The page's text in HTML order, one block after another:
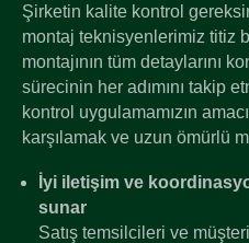
Şirketin kalite kontrol
montaj teknisyenlerimiz titiz
montajının tüm detaylarını
sürecinin her adımını takip
kontrol uygulamamızın
karşılamak ve uzun ömürlü
İyi iletişim ve
sunar
Satış temsilcileri ve